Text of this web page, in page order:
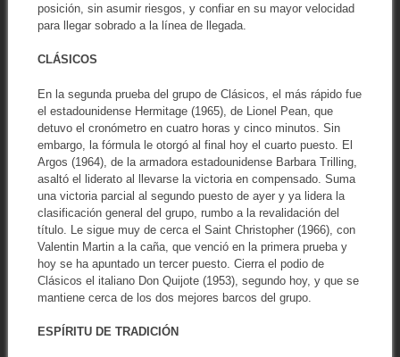
posición, sin asumir riesgos, y confiar en su mayor velocidad
para llegar sobrado a la línea de llegada.
CLÁSICOS
En la segunda prueba del grupo de Clásicos, el más rápido fue
el estadounidense Hermitage (1965), de Lionel Pean, que
detuvo el cronómetro en cuatro horas y cinco minutos. Sin
embargo, la fórmula le otorgó al final hoy el cuarto puesto. El
Argos (1964), de la armadora estadounidense Barbara Trilling,
asaltó el liderato al llevarse la victoria en compensado. Suma
una victoria parcial al segundo puesto de ayer y ya lidera la
clasificación general del grupo, rumbo a la revalidación del
título. Le sigue muy de cerca el Saint Christopher (1966), con
Valentin Martin a la caña, que venció en la primera prueba y
hoy se ha apuntado un tercer puesto. Cierra el podio de
Clásicos el italiano Don Quijote (1953), segundo hoy, y que se
mantiene cerca de los dos mejores barcos del grupo.
ESPÍRITU DE TRADICIÓN